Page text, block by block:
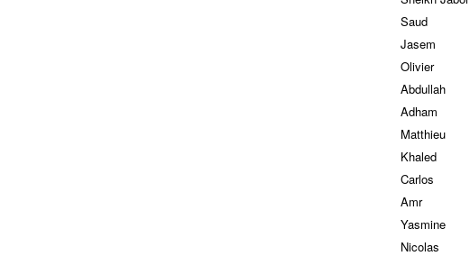
Saud
Jasem
Olivier
Abdullah
Adham
Matthieu
Khaled
Carlos
Amr
Yasmine
Nicolas